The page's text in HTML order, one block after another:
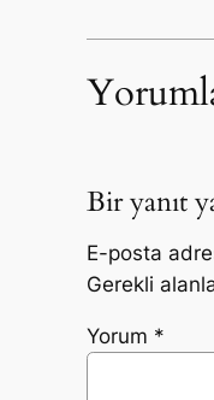
Bir yanıt
E-posta
Gerekli
Yorum *